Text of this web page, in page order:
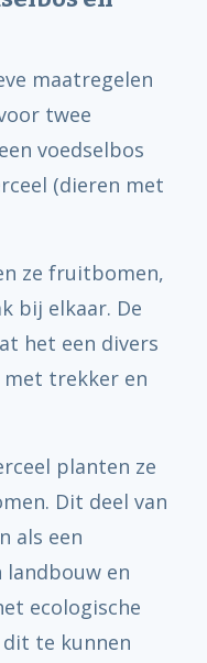
maatregelen
twee
voedselbos
(dieren met
ze fruitbomen,
bij elkaar. De
het een divers
met trekker en
planten ze
Dit deel van
als een
landbouw en
ecologische
te kunnen